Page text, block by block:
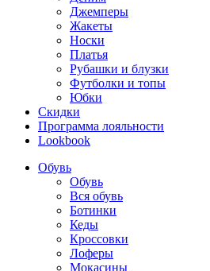
Джемперы
Жакеты
Носки
Платья
Рубашки и блузки
Футболки и топы
Юбки
Скидки
Программа лояльности
Lookbook
Обувь
Обувь
Вся обувь
Ботинки
Кеды
Кроссовки
Лоферы
Мокасины